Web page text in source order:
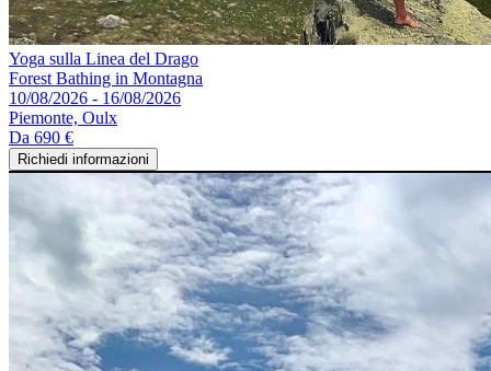
Yoga sulla Linea del Drago
Forest Bathing in Montagna
10/08/2026 - 16/08/2026
Piemonte, Oulx
Da 690 €
Richiedi informazioni